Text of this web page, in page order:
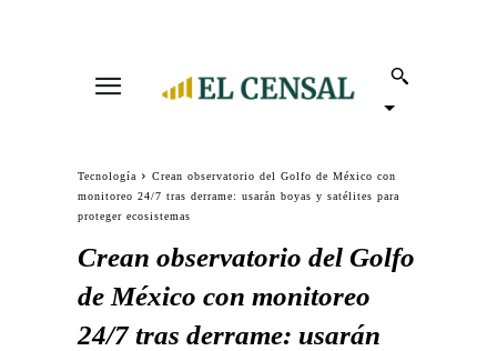
Tecnología
Crean observatorio del Golfo de México con
monitoreo 24/7 tras derrame: usarán boyas y satélites para
proteger ecosistemas
Crean observatorio del Golfo
de México con monitoreo
24/7 tras derrame: usarán